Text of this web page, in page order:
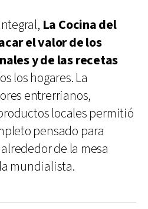
La Cocina del
el valor de los
y de las recetas
los hogares. La
entrerrianos,
locales permitió
pensado para
de la mesa
mundialista.